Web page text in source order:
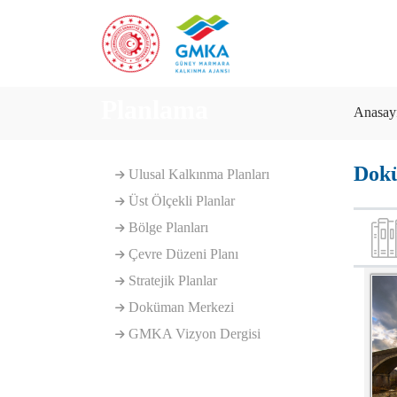
Ulusal Kalkınma Planları
Üst Ölçekli Planlar
Bölge Planları
Çevre Düzeni Planı
Stratejik Planlar
Doküman Merkezi
GMKA Vizyon Dergisi